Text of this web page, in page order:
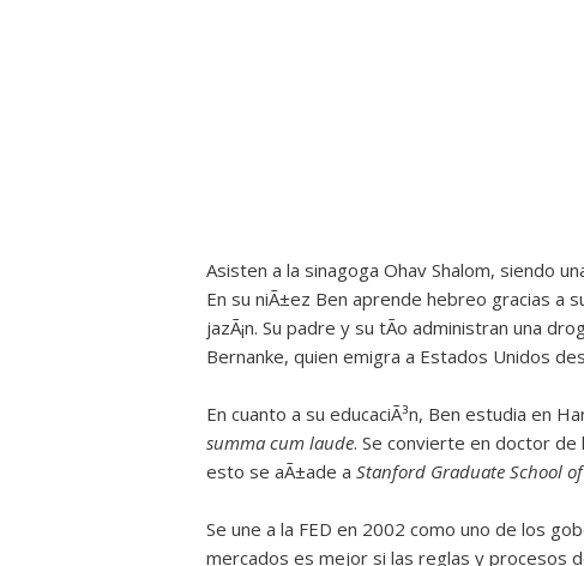
Asisten a la sinagoga Ohav Shalom, siendo
En su niÃ±ez Ben aprende hebreo gracias a
jazÃ¡n. Su padre y su tÃ­o administran una
Bernanke, quien emigra a Estados Unidos
En cuanto a su educaciÃ³n, Ben estudia en
summa cum laude. Se convierte en doctor
esto se aÃ±ade a Stanford Graduate School of
Se une a la FED en 2002 como uno de los
mercados es mejor si las reglas y procesos